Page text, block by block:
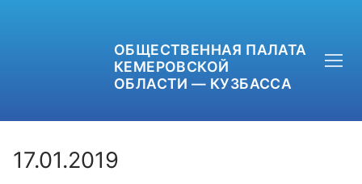
ОБЩЕСТВЕННАЯ ПАЛАТА
КЕМЕРОВСКОЙ
ОБЛАСТИ — КУЗБАССА
17.01.2019